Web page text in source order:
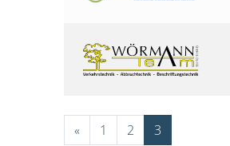
« 1 2 3